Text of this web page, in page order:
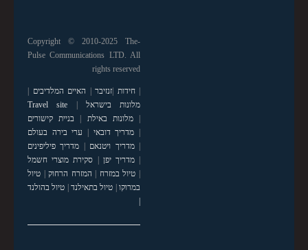
Copyright © 2010-2025 The-
Pulse Communications LTD. All
rights reserved
|חידות זנזיבר האיים המלדיבים
מלונות בישראל
Travel site
|מלונות באילת
בניית קישורים
מדריך דובאי
ערי בירה בעולם
|מדריך ויטנאם
מדריך פיליפינים
|מדריך יפן
סקירת מוצרי חשמל
טיול במזרח המזרח הרחוק| טיול
במרוקו| טיול בתאילנד| טיול בהולנד